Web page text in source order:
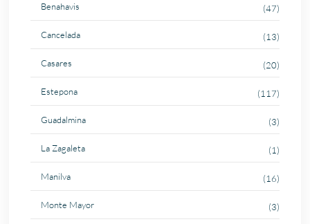
Benahavis (47)
Cancelada (13)
Casares (20)
Estepona (117)
Guadalmina (3)
La Zagaleta (1)
Manilva (16)
Monte Mayor (3)